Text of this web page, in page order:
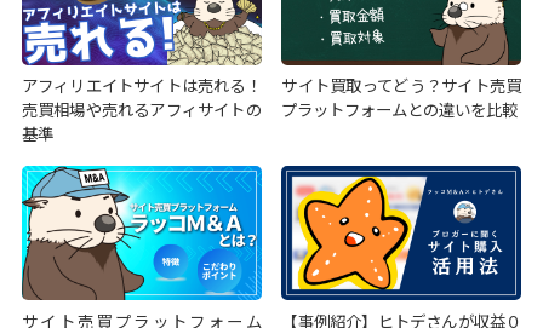
アフィリエイトサイトは売れる！
売買相場や売れるアフィサイトの
基準
サイト買取ってどう？サイト売買
プラットフォームとの違いを比較
サイト売買プラットフォーム
【事例紹介】ヒトデさんが収益０